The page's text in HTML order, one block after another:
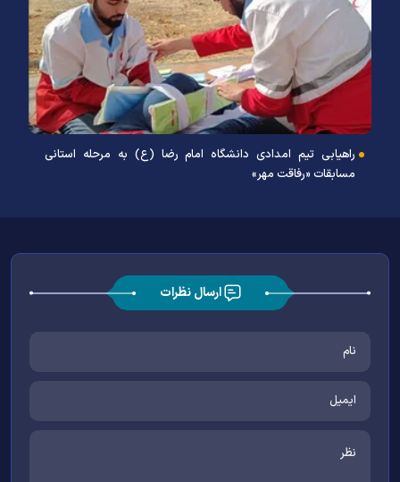
راهیابی تیم امدادی دانشگاه امام رضا (ع) به مرحله استانی
مسابقات «رفاقت مهر»
ارسال نظرات